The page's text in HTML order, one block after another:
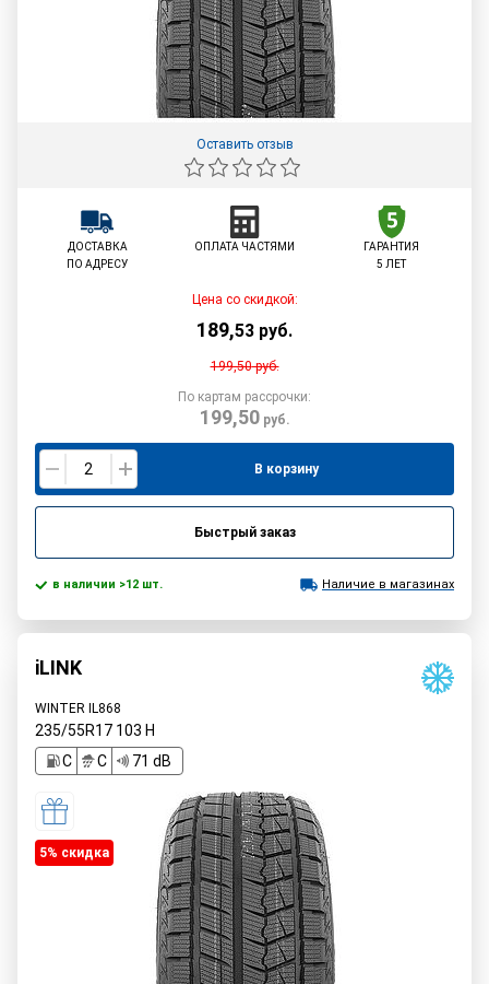
Оставить отзыв
ДОСТАВКА
ПО АДРЕСУ
ОПЛАТА ЧАСТЯМИ
ГАРАНТИЯ
5 ЛЕТ
Цена со скидкой:
189,53 руб.
199,50руб.
По картам рассрочки:
199,50руб.
В корзину
Быстрый заказ
в наличии >12 шт. Наличие в магазинах
iLINK
WINTER IL868
235/55R17 103 H
C
C 71 dB
5% cкидка